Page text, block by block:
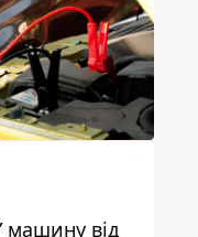
машину від